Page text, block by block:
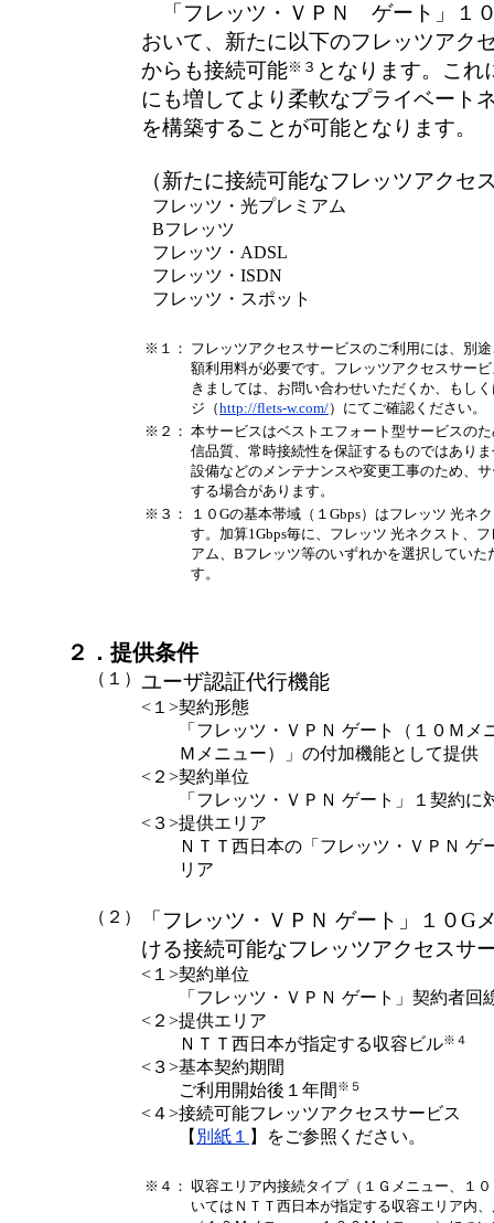
「フレッツ・ＶＰＮ ゲート」１
おいて、新たに以下のフレッツアク
からも接続可能※３ となります。これ
にも増してより柔軟なプライベート
を構築することが可能となります。
（新たに接続可能なフレッツアクセ
フレッツ・光プレミアム
Bフレッツ
フレッツ・ADSL
フレッツ・ISDN
フレッツ・スポット
※１： フレッツアクセスサービスのご利用には、別
額利用料が必要です。フレッツアクセスサー
きましては、お問い合わせいただくか、もし
ジ（http://flets-w.com/）にてご確認ください。
※２： 本サービスはベストエフォート型サービスの
信品質、常時接続性を保証するものではあり
設備などのメンテナンスや変更工事のため、
する場合があります。
※３：
１０Gの基本帯域（１Gbps）はフレッツ 光ネ
す。加算1Gbps毎に、フレッツ 光ネクスト、
アム、Bフレッツ等のいずれかを選択していた
す。
２．提供条件
（１） ユーザ認証代行機能
<１>契約形態
「フレッツ・ＶＰＮ ゲート（１０Ｍメ
Ｍメニュー）」の付加機能として提供
<２>契約単位
「フレッツ・ＶＰＮ ゲート」１契約に
<３>提供エリア
ＮＴＴ西日本の「フレッツ・ＶＰＮ ゲ
リア
（２）
「フレッツ・ＶＰＮ ゲート」１０G
ける接続可能なフレッツアクセスサ
<１>契約単位
「フレッツ・ＶＰＮ ゲート」契約者回
<２>提供エリア
ＮＴＴ西日本が指定する収容ビル※４
<３>基本契約期間
ご利用開始後１年間 ※５
<４>接続可能フレッツアクセスサービス
【 別紙１ 】をご参照ください。
※４： 収容エリア内接続タイプ（１Ｇメニュー、１
いてはＮＴＴ西日本が指定する収容エリア内